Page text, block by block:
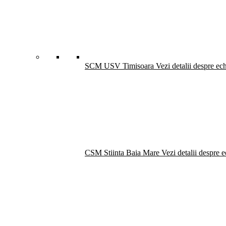
SCM USV Timisoara Vezi detalii despre
CSM Stiinta Baia Mare Vezi detalii despre